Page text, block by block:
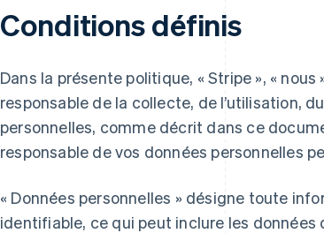
Conditions définis
Dans la présente politique, « Stripe », « nous
responsable de la collecte, de l’utilisation,
personnelles, comme décrit dans ce
responsable de vos données personnelles
« Données personnelles » désigne toute
identifiable, ce qui peut inclure les